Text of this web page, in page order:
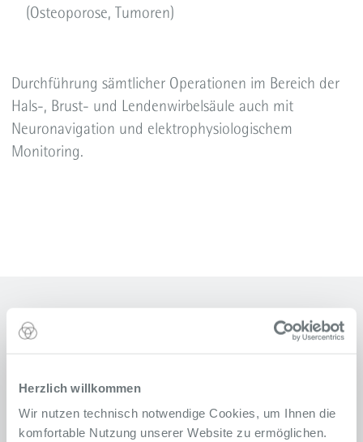
Herzlich willkommen
Wir nutzen technisch notwendige Cookies, um Ihnen die
komfortable Nutzung unserer Website zu ermöglichen.
(Osteoporose, Tumoren)
Durchführung sämtlicher Operationen im Bereich der
Hals-, Brust- und Lendenwirbelsäule auch mit
Neuronavigation und elektrophysiologischem
Monitoring.
Kontakt
Ärztehaus am Alfried Krupp Krankenhaus
Rüttenscheid
Alfried-Krupp-Straße 20